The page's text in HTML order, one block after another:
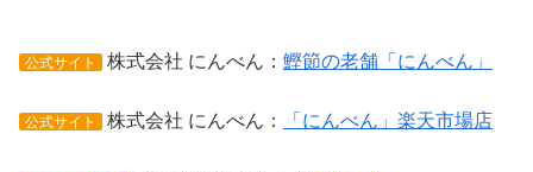
公式サイト 株式会社 にんべん： 鰹節の老舗「にんべん」
公式サイト 株式会社 にんべん： 「にんべん」楽天市場店